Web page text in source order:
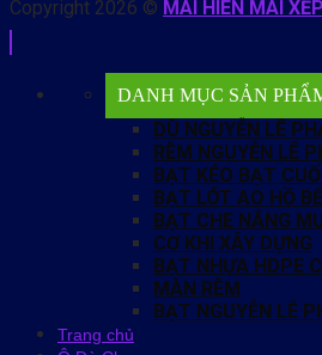
Copyright 2026 © MÁI HIÊN MÁI
DANH MỤC SẢN
DÙ NGUYỄN LÊ
RÈM NGUYỄN LÊ
BẠT KÉO BẠT
BẠT LÓT AO HỒ BỂ
BẠT CHE NẮNG
CƠ KHI XÂY DỰNG
BẠT NHỰA HDPE
MÀN RÈM
BẠT NGUYỄN LÊ
Trang chủ